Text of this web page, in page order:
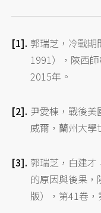
郭瑞芝，冷戰
1991），陝西
2015年。
尹愛棟，戰後美
威爾，蘭州大學
郭瑞芝，白建
的原因與後果
版），第41卷